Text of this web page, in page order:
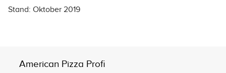
Stand: Oktober 2019
American Pizza Profi